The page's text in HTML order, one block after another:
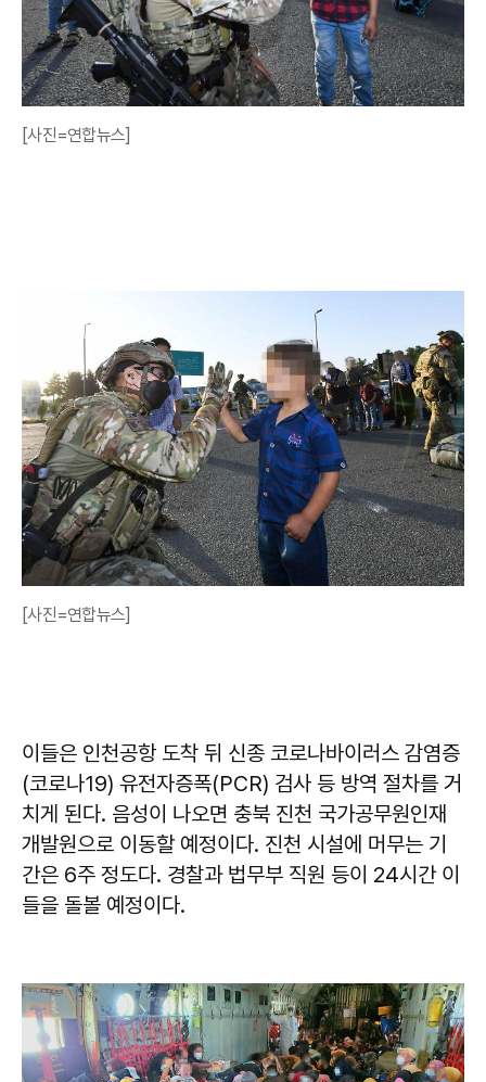
[사진=연합뉴스]
[사진=연합뉴스]
이들은 인천공항 도착 뒤 신종 코로나바이러스 감염증
(코로나19) 유전자증폭(PCR) 검사 등 방역 절차를 거
치게 된다. 음성이 나오면 충북 진천 국가공무원인재
개발원으로 이동할 예정이다. 진천 시설에 머무는 기
간은 6주 정도다. 경찰과 법무부 직원 등이 24시간 이
들을 돌볼 예정이다.